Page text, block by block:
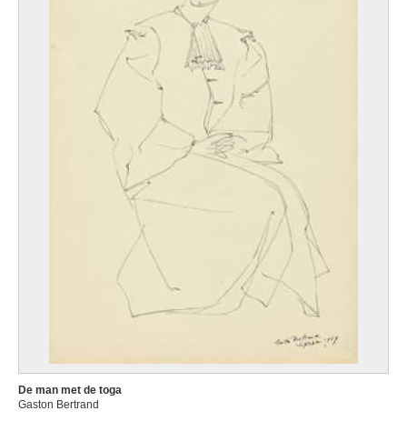
De man met de toga
Gaston Bertrand